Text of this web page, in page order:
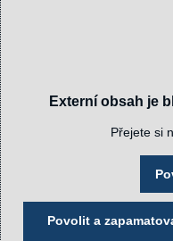
Externí obsah je
Přejete si
Povolit a